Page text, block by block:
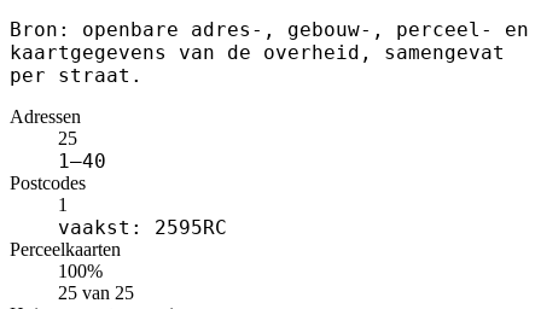
Bron: openbare adres-, gebouw-, perceel- en
kaartgegevens van de overheid, samengevat
per straat.
Adressen
25
1–40
Postcodes
1
vaakst: 2595RC
Perceelkaarten
100%
25 van 25